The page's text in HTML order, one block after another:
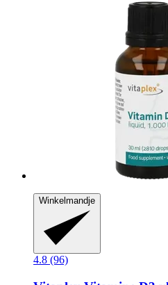
Winkelmandje
4.8 (96)